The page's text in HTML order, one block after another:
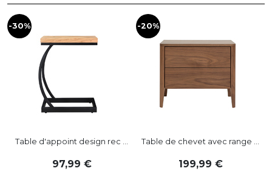
-30%
Table d'appoint design rec ...
97,99
-20%
Table de chevet avec range ...
199,99